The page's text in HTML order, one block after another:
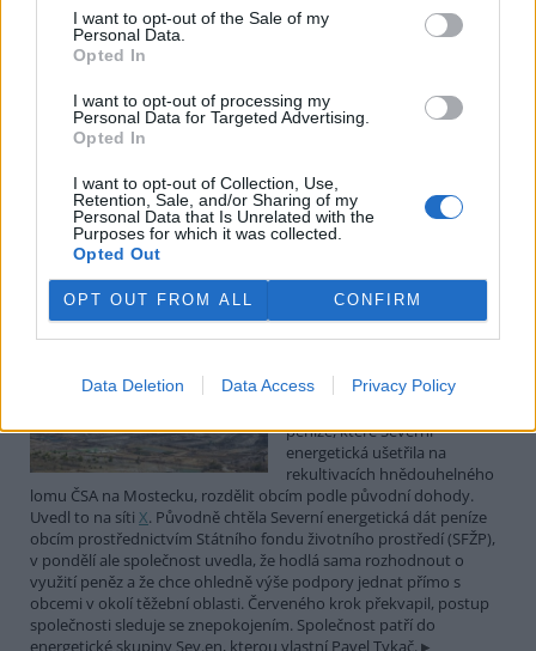
I want to opt-out of the Sale of my
Personal Data.
Opted In
I want to opt-out of processing my
Personal Data for Targeted Advertising.
Opted In
I want to opt-out of Collection, Use,
Retention, Sale, and/or Sharing of my
Personal Data that Is Unrelated with the
Purposes for which it was collected.
Opted Out
OPT OUT FROM ALL CONFIRM
Data Deletion Data Access Privacy Policy
5.8.2026 10:26 | PARDUBICE (ČTK)
Diskuse: 1
průtoků a suchého počasí
vyschl. Městský obvod VI chce
Povodí Labe. Organizace ale požadavek odmítla s tím, že údržbu
dělala už v červnu a další zásah v tuto chvíli neplánuje, zjistila ČTK.
Červený chce peníze ušetřené za rekultivaci rozdělit
obcím podle původní dohody
5.8.2026 01:29 (ČTK)
Ministr životního prostředí
peníze, které Severní
energetická ušetřila na
rekultivacích hnědouhelného
lomu ČSA na Mostecku, rozdělit obcím podle původní dohody.
Uvedl to na síti X. Původně chtěla Severní energetická dát peníze
obcím prostřednictvím Státního fondu životního prostředí (SFŽP),
v pondělí ale společnost uvedla, že hodlá sama rozhodnout o
využití peněz a že chce ohledně výše podpory jednat přímo s
obcemi v okolí těžební oblasti. Červeného krok překvapil, postup
společnosti sleduje se znepokojením. Společnost patří do
energetické skupiny Sev.en, kterou vlastní Pavel Tykač.